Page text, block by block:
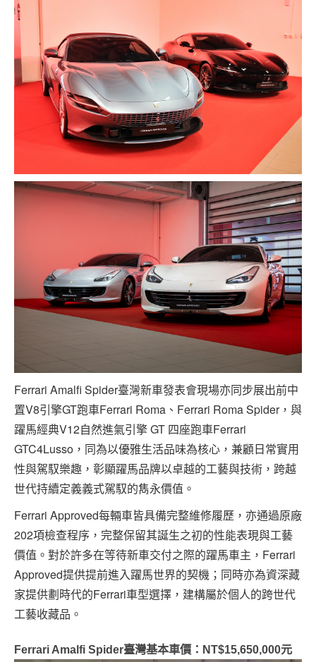
Ferrari Amalfi Spider臺灣新車發表會現場亦同步展出前中
置V8引擎GT跑車Ferrari Roma、Ferrari Roma Spider，與
躍馬經典V12自然進氣引擎 GT 四座跑車Ferrari
GTC4Lusso，同為以優雅生活品味為核心，兼顧日常實用
性與駕馭樂趣，彰顯躍馬品牌以卓越的工藝與技術，跨越
世代持續定義義式駕馭的雋永價值。
Ferrari Approved每輛車皆具備完整維修履歷，亦通過原廠
202項檢查程序，完整保留其誕生之初的性能表現與工藝
價值。對於許多在等待新車交付之際的躍馬車主，Ferrari
Approved提供提前進入躍馬世界的契機；同時亦為資深藏
家提供劃時代的Ferrari車型選擇，建構屬於個人的跨世代
工藝收藏品。
Ferrari Amalfi Spider臺灣基本車價：NT$15,650,000元